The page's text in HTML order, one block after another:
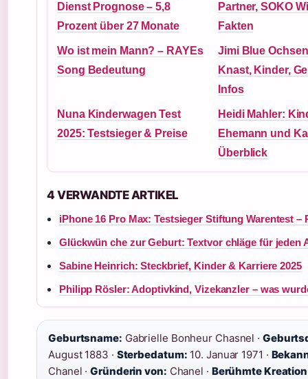
Dienst Prognose – 5,8
Prozent über 27 Monate
Partner, SOKO
Fakten
Wo ist mein Mann? – RAYEs
Song Bedeutung
Jimi Blue
Knast, Kinder,
Infos
Nuna Kinderwagen Test
2025: Testsieger & Preise
Heidi Mahler:
Ehemann und
Überblick
4 VERWANDTE ARTIKEL
iPhone 16 Pro Max: Testsieger Stiftung Warentest –
Glückwün che zur Geburt: Textvor chläge für jeden
Sabine Heinrich: Steckbrief, Kinder & Karriere 2025
Philipp Rösler: Adoptivkind, Vizekanzler – was
Geburtsname: Gabrielle Bonheur Chasnel ·
August 1883 · Sterbedatum: 10. Januar 1971 ·
Chanel ·Gründerin von: Chanel · Berühmte